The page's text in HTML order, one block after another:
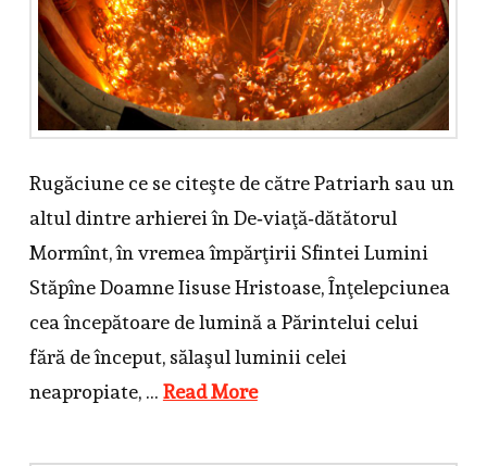
Rugăciune ce se citeşte de către Patriarh sau un
altul dintre arhierei în De‑viaţă‑dătătorul
Mormînt, în vremea împărţirii Sfintei Lumini
Stăpîne Doamne Iisuse Hristoase, Înţelepciunea
cea începătoare de lumină a Părintelui celui
fără de început, sălaşul luminii celei
neapropiate, … Read More